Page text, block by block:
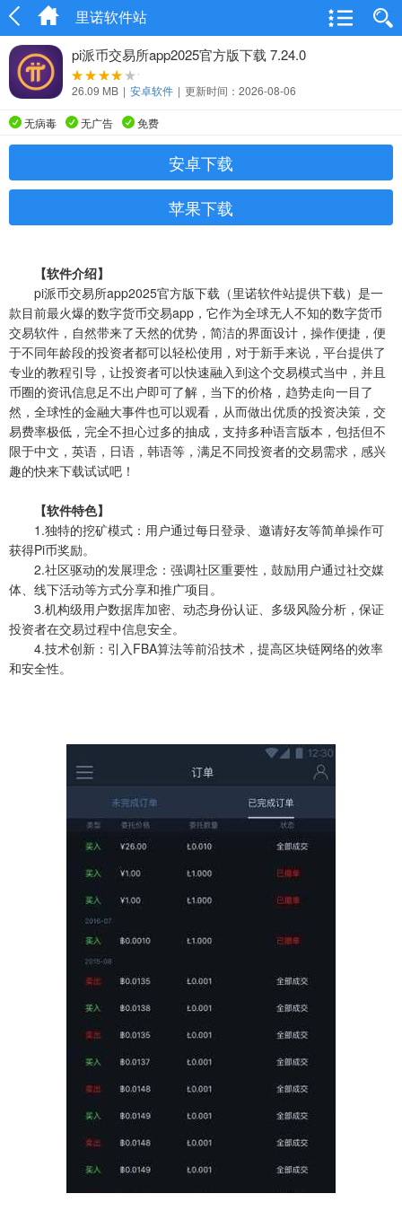
里诺软件站
pi派币交易所app2025官方版下载 7.24.0
26.09 MB | 安卓软件 | 更新时间：2026-08-06
无病毒 无广告 免费
安卓下载
苹果下载
【软件介绍】
pi派币交易所app2025官方版下载（里诺软件站提供下载）是一
款目前最火爆的数字货币交易app，它作为全球无人不知的数字货币
交易软件，自然带来了天然的优势，简洁的界面设计，操作便捷，便
于不同年龄段的投资者都可以轻松使用，对于新手来说，平台提供了
专业的教程引导，让投资者可以快速融入到这个交易模式当中，并且
币圈的资讯信息足不出户即可了解，当下的价格，趋势走向一目了
然，全球性的金融大事件也可以观看，从而做出优质的投资决策，交
易费率极低，完全不担心过多的抽成，支持多种语言版本，包括但不
限于中文，英语，日语，韩语等，满足不同投资者的交易需求，感兴
趣的快来下载试试吧！
【软件特色】
1.独特的挖矿模式：用户通过每日登录、邀请好友等简单操作可
获得Pi币奖励。
2.社区驱动的发展理念：强调社区重要性，鼓励用户通过社交媒
体、线下活动等方式分享和推广项目。
3.机构级用户数据库加密、动态身份认证、多级风险分析，保证
投资者在交易过程中信息安全。
4.技术创新：引入FBA算法等前沿技术，提高区块链网络的效率
和安全性。